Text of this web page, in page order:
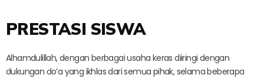
PRESTASI SISWA
Alhamdulillah, dengan berbagai usaha keras diiringi dengan
dukungan do’a yang ikhlas dari semua pihak, selama beberapa